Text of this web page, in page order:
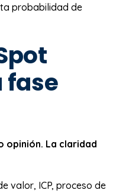
probabilidad de
fase
opinión. La claridad
valor, ICP, proceso de